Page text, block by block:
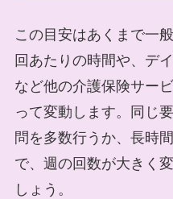
この目安はあくまで一
回あたりの時間や、デ
など他の介護保険サー
って変動します。同じ
問を多数行うか、長時
で、週の回数が大きく
しょう。